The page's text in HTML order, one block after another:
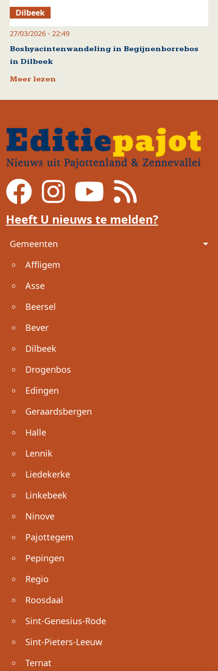
Dilbeek
27/03/2026 - 22:49
Boshyacintenwandeling in Begijnenborrebos
in Dilbeek
Meer lezen
Heeft U nieuws te melden?
Voet
Gemeenten
Affligem
Asse
Beersel
Bever
Dilbeek
Drogenbos
Edingen
Geraardsbergen
Halle
Lennik
Liedekerke
Linkebeek
Ninove
Pajottegem
Pepingen
Regio
Roosdaal
Sint-Genesius-Rode
Sint-Pieters-Leeuw
Ternat